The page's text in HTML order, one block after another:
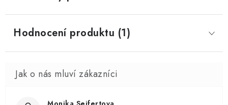
Hodnocení produktu (1)